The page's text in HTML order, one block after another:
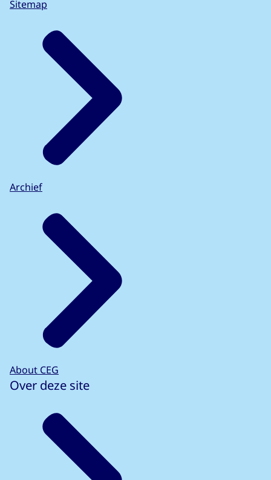
Sitemap
Archief
About CEG
Over deze site